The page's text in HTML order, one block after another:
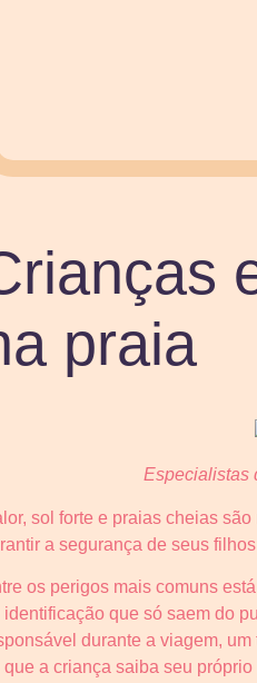
praia
Especialistas
sol forte e praias cheias
a segurança de seus
os perigos mais comuns
identificação que só saem do
durante a viagem,
que a criança saiba seu